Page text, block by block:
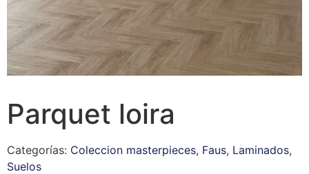
Parquet loira
Categorías: Coleccion masterpieces, Faus, Laminados,
Suelos